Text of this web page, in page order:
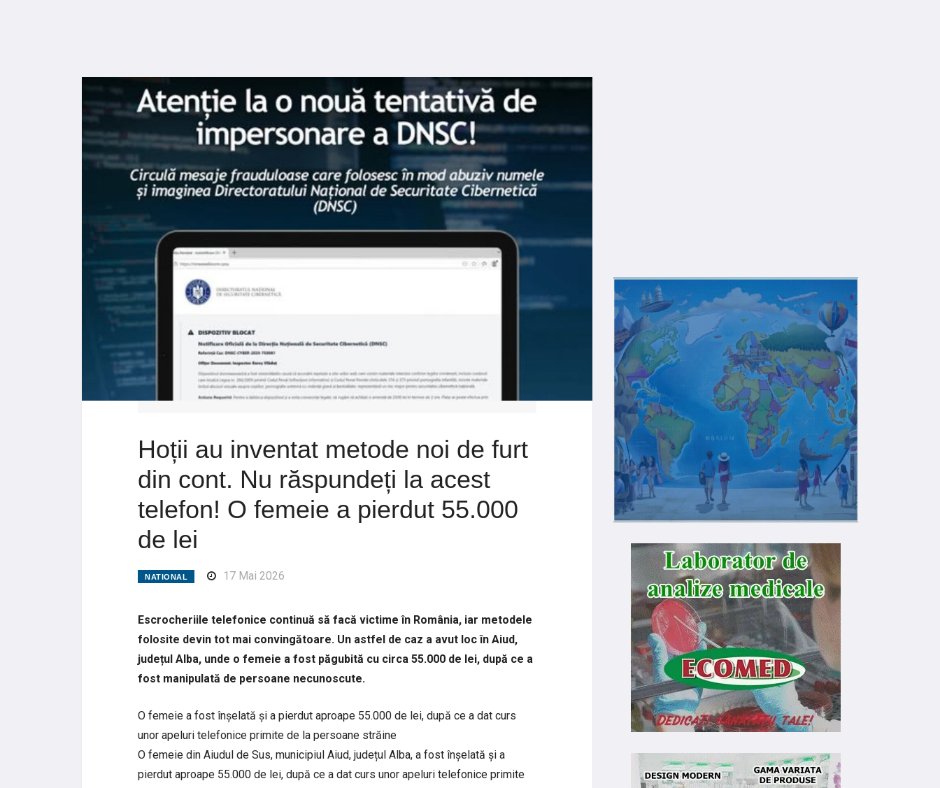
Hoții au inventat metode noi de furt
din cont. Nu răspundeți la acest
telefon! O femeie a pierdut 55.000
de lei
NATIONAL 17 Mai 2026
Escrocheriile telefonice continuă să facă victime în România, iar metodele
folosite devin tot mai convingătoare. Un astfel de caz a avut loc în Aiud,
județul Alba, unde o femeie a fost păgubită cu circa 55.000 de lei, după ce a
fost manipulată de persoane necunoscute.
O femeie a fost înșelată și a pierdut aproape 55.000 de lei, după ce a dat curs
unor apeluri telefonice primite de la persoane străine
O femeie din Aiudul de Sus, municipiul Aiud, județul Alba, a fost înșelată și a
pierdut aproape 55.000 de lei, după ce a dat curs unor apeluri telefonice primite